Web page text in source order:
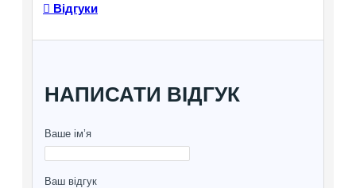
Відгуки
НАПИСАТИ ВІДГУК
Ваше ім’я
Ваш відгук